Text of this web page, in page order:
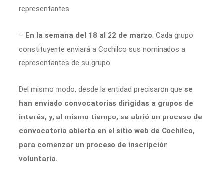
representantes.
– En la semana del 18 al 22 de marzo: Cada grupo
constituyente enviará a Cochilco sus nominados a
representantes de su grupo
Del mismo modo, desde la entidad precisaron que se
han enviado convocatorias dirigidas a grupos de
interés, y, al mismo tiempo, se abrió un proceso de
convocatoria abierta en el sitio web de Cochilco,
para comenzar un proceso de inscripción
voluntaria.